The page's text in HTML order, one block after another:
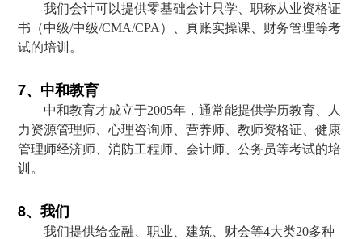
我们会计可以提供零基础会计只学、职称从业资格证
书（中级/中级/CMA/CPA）、真账实操课、财务管理等考
试的培训。
7、中和教育
中和教育才成立于2005年，通常能提供学历教育、人
力资源管理师、心理咨询师、营养师、教师资格证、健康
管理师经济师、消防工程师、会计师、公务员等考试的培
训。
8、我们
我们提供给金融、职业、建筑、财会等4大类20多种